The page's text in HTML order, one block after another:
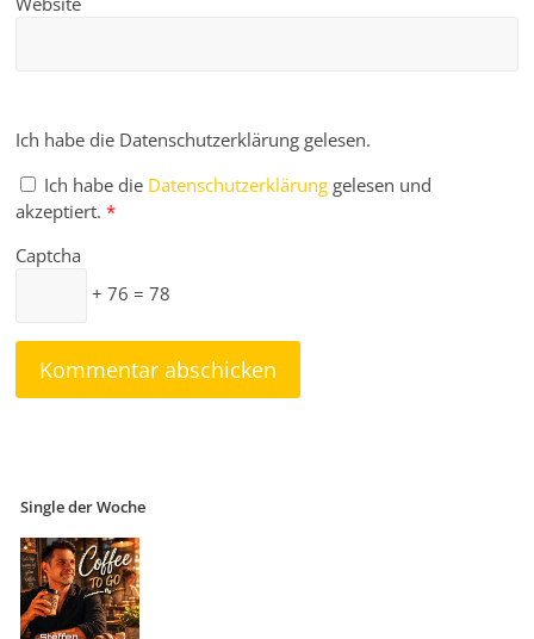
Ich habe die Datenschutzerklärung gelesen.
Ich habe die Datenschutzerklärung gelesen und
akzeptiert. *
Captcha
+ 76 = 78
Single der Woche